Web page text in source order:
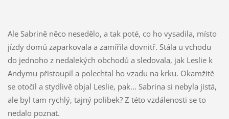
Ale Sabrině něco nesedělo, a tak poté, co ho vysadila, místo
jízdy domů zaparkovala a zamířila dovnitř. Stála u vchodu
do jednoho z nedalekých obchodů a sledovala, jak Leslie k
Andymu přistoupil a polechtal ho vzadu na krku. Okamžitě
se otočil a stydlivě objal Leslie, pak... Sabrina si nebyla jistá,
ale byl tam rychlý, tajný polibek? Z této vzdálenosti se to
nedalo poznat.